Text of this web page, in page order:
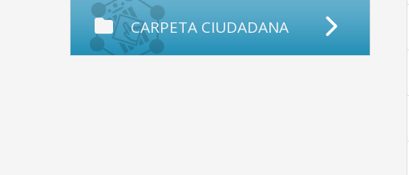
CARPETA CIUDADANA